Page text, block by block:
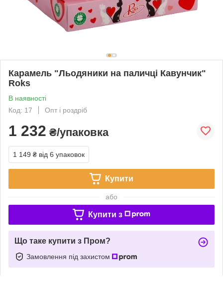
Карамель "Льодяники на паличці Кавунчик"
Roks
В наявності
Код: 17
Опт і роздріб
1 232 ₴/упаковка
1 149 ₴ від 6 упаковок
Купити
або
Купити з
Що таке купити з Пром?
Замовлення під захистом